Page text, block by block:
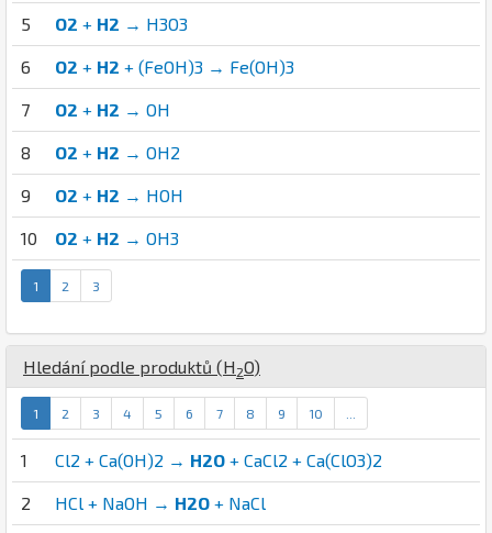
5 O2 + H2 → H3O3
6 O2 + H2 + (FeOH)3 → Fe(OH)3
7 O2 + H2 → OH
8 O2 + H2 → OH2
9 O2 + H2 → HOH
10 O2 + H2 → OH3
1 2 3
Hledání podle produktů (H 2O)
1 2 3 4 5 6 7 8 9 10
1 Cl2 + Ca(OH)2 → H2O + CaCl2 + Ca(ClO3)2
2 HCl + NaOH → H2O + NaCl